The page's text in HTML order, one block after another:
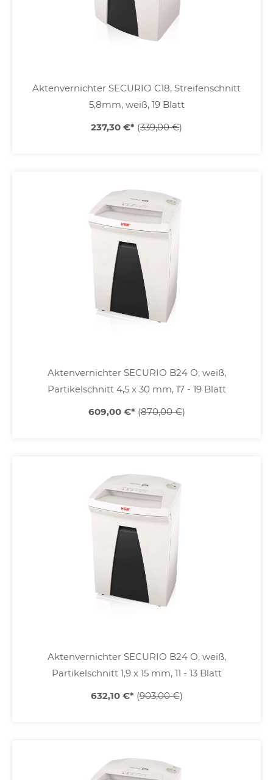
Aktenvernichter SECURIO C18, Streifenschnitt
5,8mm, weiß, 19 Blatt
237,30 €* (339,00 €)
Aktenvernichter SECURIO B24 O, weiß,
Partikelschnitt 4,5 x 30 mm, 17 - 19 Blatt
609,00 €* (870,00 €)
Aktenvernichter SECURIO B24 O, weiß,
Partikelschnitt 1,9 x 15 mm, 11 - 13 Blatt
632,10 €* (903,00 €)